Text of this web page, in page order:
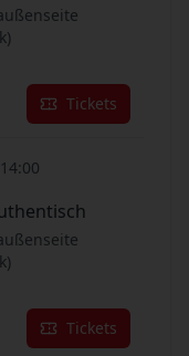
Tickets
Tickets